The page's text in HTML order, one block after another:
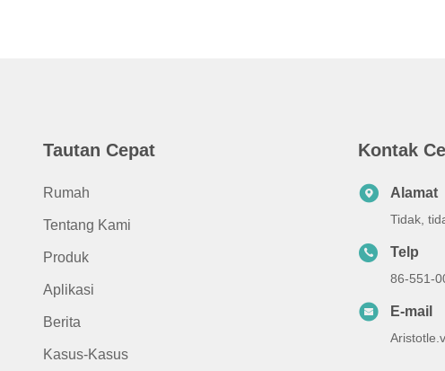
Tautan Cepat
Rumah
Tentang Kami
Produk
Aplikasi
Berita
Kasus-Kasus
Kontak
Alamat
Tidak,
Telp
86-551-
E-mail